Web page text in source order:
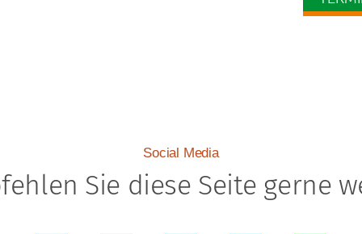
Sie diese Seite gerne
Social Media